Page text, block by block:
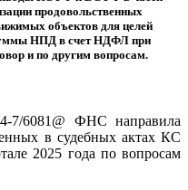
продовольственных
объектов для целей
НПД в счет НДФЛ при
и по другим вопросам.
7/6081@ ФНС направила
в судебных актах КС
2025 года по вопросам